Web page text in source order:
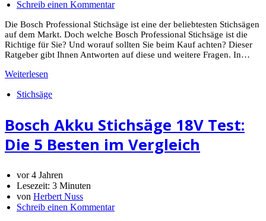
Schreib einen Kommentar
Die Bosch Professional Stichsäge ist eine der beliebtesten Stichsägen
auf dem Markt. Doch welche Bosch Professional Stichsäge ist die
Richtige für Sie? Und worauf sollten Sie beim Kauf achten? Dieser
Ratgeber gibt Ihnen Antworten auf diese und weitere Fragen. In…
Weiterlesen
Stichsäge
Bosch Akku Stichsäge 18V Test:
Die 5 Besten im Vergleich
vor 4 Jahren
Lesezeit: 3 Minuten
von Herbert Nuss
Schreib einen Kommentar